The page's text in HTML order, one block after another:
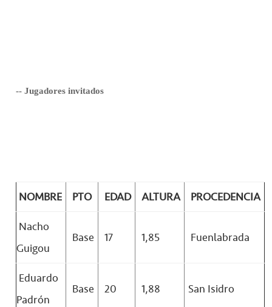
-- Jugadores invitados
NOMBRE PTO EDAD ALTURA
PROCEDENCIA
Nacho
Guigou
Base 17 1,85 Fuenlabrada
Eduardo
Padrón
Base 20 1,88 San Isidro